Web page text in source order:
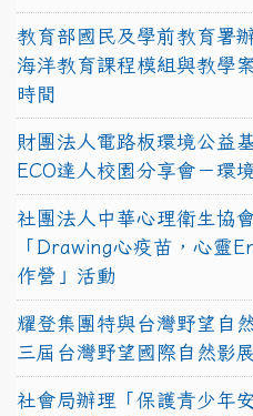
教育部國民及學前教育署
海洋教育課程模組與教學
時間
財團法人電路板環境公益
ECO達人校園分享會－環
社團法人中華心理衛生協
「Drawing心疫苗，心靈
作營」活動
耀登集團特與台灣野望自
三屆台灣野望國際自然影
社會局辦理「保護青少年